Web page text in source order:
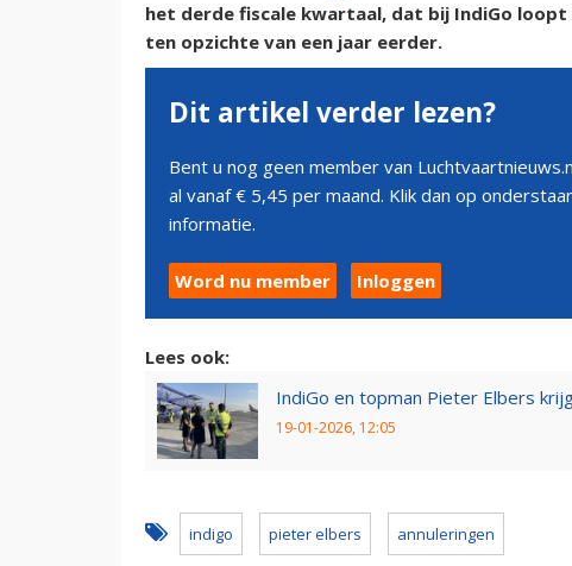
het derde fiscale kwartaal, dat bij IndiGo
ten opzichte van een jaar eerder.
Dit artikel verder lezen?
Bent u nog geen member van
al vanaf € 5,45 per maand. Klik dan op
informatie.
Word nu member Inloggen
Lees ook:
IndiGo en topman Pieter Elbers
19-01-2026, 12:05
indigo pieter elbers annuleringen